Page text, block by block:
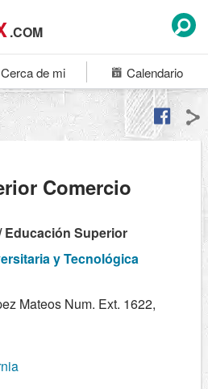
.COM
Cerca de mi Calendario
Comercio
Educación Superior
y Tecnológica
Mateos Num. Ext. 1622,